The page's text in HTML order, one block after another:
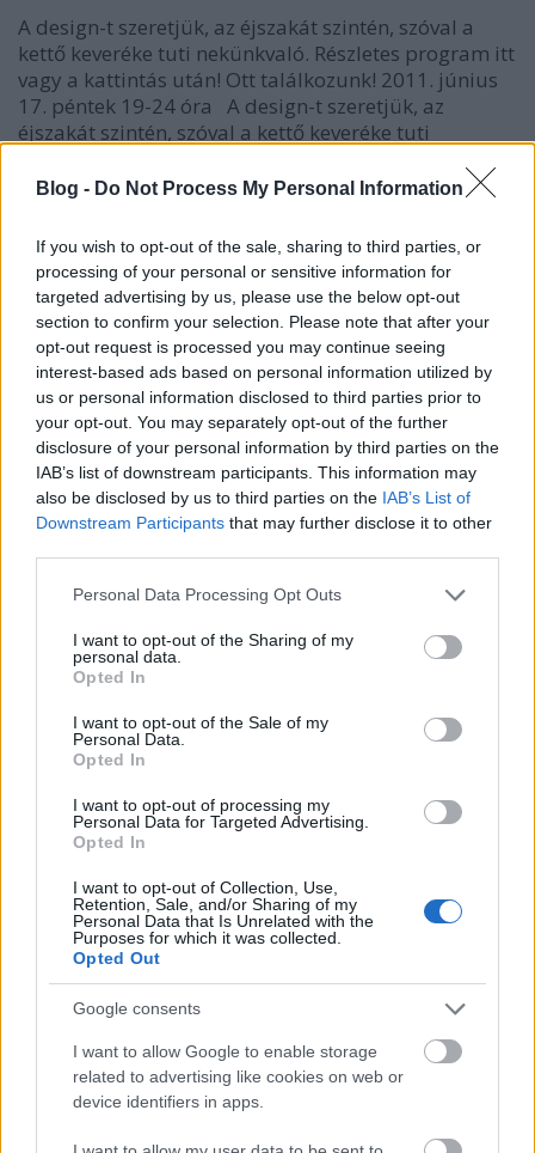
Blog - Do Not Process My Personal Information
If you wish to opt-out of the sale, sharing to third parties, or
processing of your personal or sensitive information for
targeted advertising by us, please use the below opt-out
section to confirm your selection. Please note that after your
opt-out request is processed you may continue seeing
interest-based ads based on personal information utilized by
us or personal information disclosed to third parties prior to
your opt-out. You may separately opt-out of the further
disclosure of your personal information by third parties on the
IAB’s list of downstream participants. This information may
also be disclosed by us to third parties on the IAB’s List of
Downstream Participants that may further disclose it to other
Please note that this website/app uses one or more Google
not limited to your visit or usage behaviour. You may click to
grant or deny consent to Google and its third-party tags to
use your data for below specified purposes in below Google
consent section.
Personal Data Processing Opt Outs
I want to opt-out of the Sharing of my
personal data.
Opted In
I want to opt-out of the Sale of my
Personal Data.
Opted In
I want to opt-out of processing my
Personal Data for Targeted Advertising.
Opted In
I want to opt-out of Collection, Use,
Retention, Sale, and/or Sharing of my
Personal Data that Is Unrelated with the
Purposes for which it was collected.
Opted Out
Google consents
I want to allow Google to enable storage
related to advertising like cookies on web or
device identifiers in apps.
A design-t szeretjük, az éjszakát szintén, szóval a
kettő keveréke tuti nekünkvaló. Részletes program itt
vagy a kattintás után! Ott találkozunk! 2011. június
17. péntek 19-24 óra A design-t szeretjük, az
éjszakát szintén, szóval a kettő keveréke tuti
foltin 2011. június 15.
Szombaton megint extrém helyre mehetünk futni,
egészen pontosan a Budai Várba. Gondolom Ti sem
gyakran futottak még ott, úghogy ideje ezt is
kipipálni aztán bulizni egyet. Részletek és további
infók itt.
12 éves az Impulsecreator
lanti•2011. május 13.
Dacolva a péntek 13 okozta babonákkal, és, hogy
rendezvényen ünnepelhetjük meg az ImpulseCreator
(drumandbass.hu) születésnapját a Corvin áruház
valamint Chris Inperspective is…
Európai Irodalom Éjszakája
2011. április 13.
Az Európai Irodalom Éjszakája 15 európai kulturális
intézet bevonásával jött létre, az EUNIC – az Európai
Kulturális Intézetek Hálózata - és az Európa Pont
szervezésében. A Margó Fesztivállal karöltve újfajta
irodalmi élményt szeretne nyújtani; a kortárs
európai…
Bulizzatok velünk: Szombat esti